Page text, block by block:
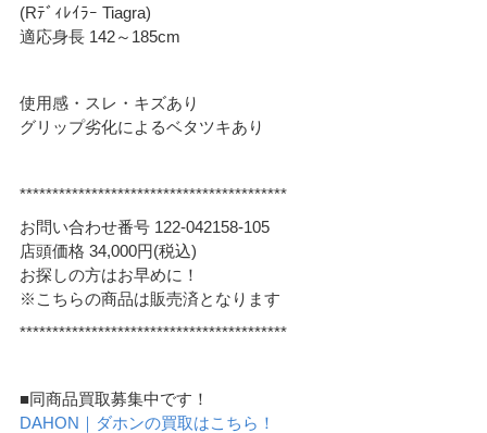
(Rﾃﾞｨﾚｲﾗｰ Tiagra)
適応身長 142～185cm
使用感・スレ・キズあり
グリップ劣化によるベタツキあり
*****************************************
お問い合わせ番号 122-042158-105
店頭価格 34,000円(税込)
お探しの方はお早めに！
※こちらの商品は販売済となります
*****************************************
■同商品買取募集中です！
DAHON｜ダホンの買取はこちら！